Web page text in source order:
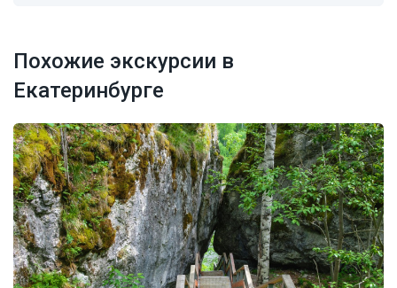
Похожие экскурсии в
Екатеринбурге